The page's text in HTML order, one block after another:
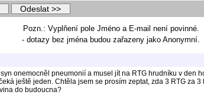
Pozn.: Vyplňení pole Jméno a E-mail není povinné.
- dotazy bez jména budou zařazeny jako Anonymní.
onemocněl pneumonií a musel jít na RTG hrudníku v den
ještě jeden. Chtěla jsem se prosím zeptat, zda 3 RTG za
do budoucna?